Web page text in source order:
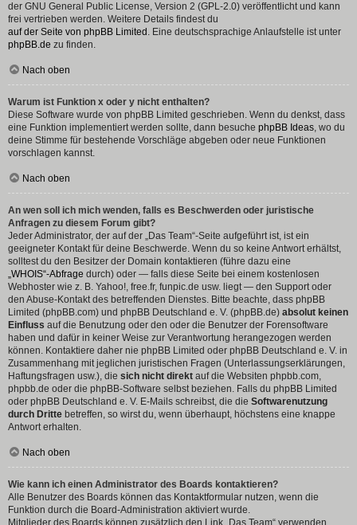
der GNU General Public License, Version 2 (GPL-2.0) veröffentlicht und kann
frei vertrieben werden. Weitere Details findest du
auf der Seite von phpBB Limited . Eine deutschsprachige Anlaufstelle ist unter
phpBB.de zu finden.
Nach oben
Warum ist Funktion x oder y nicht enthalten?
Diese Software wurde von phpBB Limited geschrieben. Wenn du denkst, dass
eine Funktion implementiert werden sollte, dann besuche phpBB Ideas, wo du
deine Stimme für bestehende Vorschläge abgeben oder neue Funktionen
vorschlagen kannst.
Nach oben
An wen soll ich mich wenden, falls es Beschwerden oder juristische
Anfragen zu diesem Forum gibt?
Jeder Administrator, der auf der „Das Team“-Seite aufgeführt ist, ist ein
geeigneter Kontakt für deine Beschwerde. Wenn du so keine Antwort erhältst,
solltest du den Besitzer der Domain kontaktieren (führe dazu eine
„WHOIS“-Abfrage durch) oder — falls diese Seite bei einem kostenlosen
Webhoster wie z. B. Yahoo!, free.fr, funpic.de usw. liegt — den Support oder
den Abuse-Kontakt des betreffenden Dienstes. Bitte beachte, dass phpBB
Limited (phpBB.com) und phpBB Deutschland e. V. (phpBB.de) absolut keinen
Einfluss auf die Benutzung oder den oder die Benutzer der Forensoftware
haben und dafür in keiner Weise zur Verantwortung herangezogen werden
können. Kontaktiere daher nie phpBB Limited oder phpBB Deutschland e. V. in
Zusammenhang mit jeglichen juristischen Fragen (Unterlassungserklärungen,
Haftungsfragen usw.), die sich nicht direkt auf die Websiten phpbb.com,
phpbb.de oder die phpBB-Software selbst beziehen. Falls du phpBB Limited
oder phpBB Deutschland e. V. E-Mails schreibst, die die Softwarenutzung
durch Dritte betreffen, so wirst du, wenn überhaupt, höchstens eine knappe
Antwort erhalten.
Nach oben
Wie kann ich einen Administrator des Boards kontaktieren?
Alle Benutzer des Boards können das Kontaktformular nutzen, wenn die
Funktion durch die Board-Administration aktiviert wurde.
Mitglieder des Boards können zusätzlich den Link „Das Team“ verwenden.